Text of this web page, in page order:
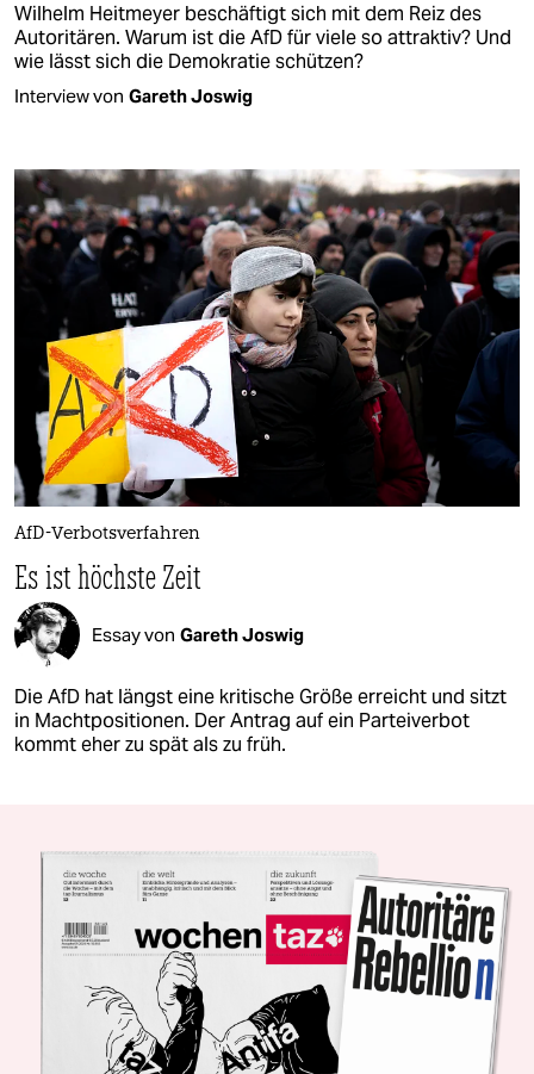
Wilhelm Heitmeyer beschäftigt sich mit dem Reiz des
Autoritären. Warum ist die AfD für viele so attraktiv? Und
wie lässt sich die Demokratie schützen?
Interview von Gareth Joswig
AfD-Verbotsverfahren
Es ist höchste Zeit
Essay von Gareth Joswig
Die AfD hat längst eine kritische Größe erreicht und sitzt
in Machtpositionen. Der Antrag auf ein Parteiverbot
kommt eher zu spät als zu früh.